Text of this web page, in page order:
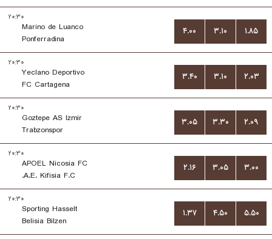
۲۰:۳۰
Marino de Luanco
Ponferradina
۴.۰۰ ۳.۱۰ ۱.۸۵
۲۰:۳۰
Yeclano Deportivo
FC Cartagena
۳.۴۰ ۳.۱۰ ۲.۰۳
۲۰:۳۰
Goztepe AS Izmir
Trabzonspor
۳.۰۵ ۳.۳۰ ۲.۰۹
۲۰:۳۰
APOEL Nicosia FC
A.E. Kifisia F.C.
۲.۱۶ ۳.۰۵ ۳.۰۰
۲۰:۳۰
Sporting Hasselt
Belisia Bilzen
۱.۳۷ ۴.۵۰ ۵.۵۰